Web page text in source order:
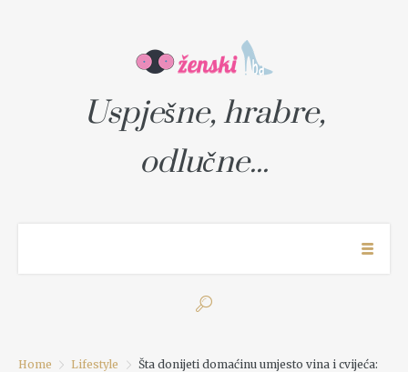
Uspješne, hrabre,
odlučne...
Home Lifestyle
Šta donijeti domaćinu umjesto vina i cvijeća: